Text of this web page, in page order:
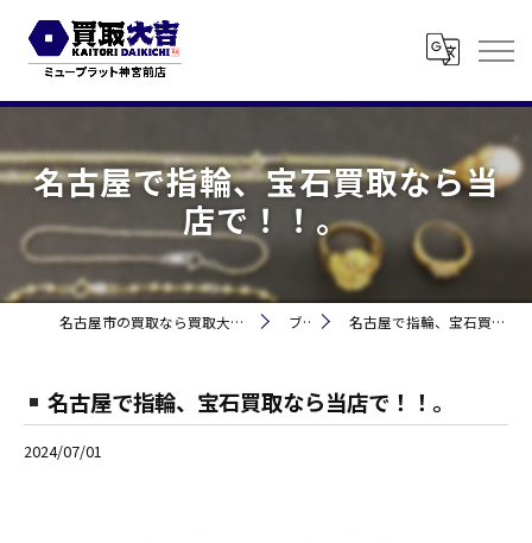
名古屋で指輪、宝石買取なら当
店で！！。
名古屋市の買取なら買取大吉 ミュープラット神宮前 ブログ 名古屋で指輪、宝石買取なら当店で！！。
名古屋で指輪、宝石買取なら当店で！！。
2024/07/01